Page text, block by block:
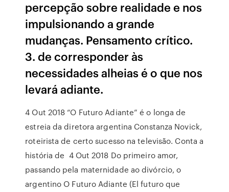
percepção sobre realidade e nos
impulsionando a grande
mudanças. Pensamento crítico.
3. de corresponder às
necessidades alheias é o que nos
levará adiante.
4 Out 2018 “O Futuro Adiante” é o longa de
estreia da diretora argentina Constanza Novick,
roteirista de certo sucesso na televisão. Conta a
história de 4 Out 2018 Do primeiro amor,
passando pela maternidade ao divórcio, o
argentino O Futuro Adiante (El futuro que